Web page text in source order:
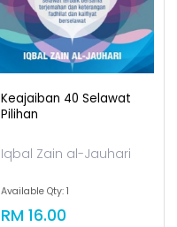
Keajaiban 40 Selawat
Pilihan
Iqbal Zain al-Jauhari
Available Qty: 1
RM 16.00